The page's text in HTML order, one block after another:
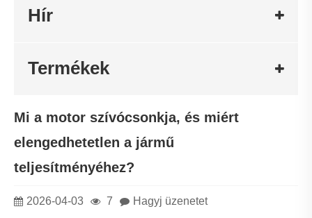
Hír
Termékek
Mi a motor szívócsonkja, és miért
elengedhetetlen a jármű
teljesítményéhez?
2026-04-03 7 Hagyj üzenetet